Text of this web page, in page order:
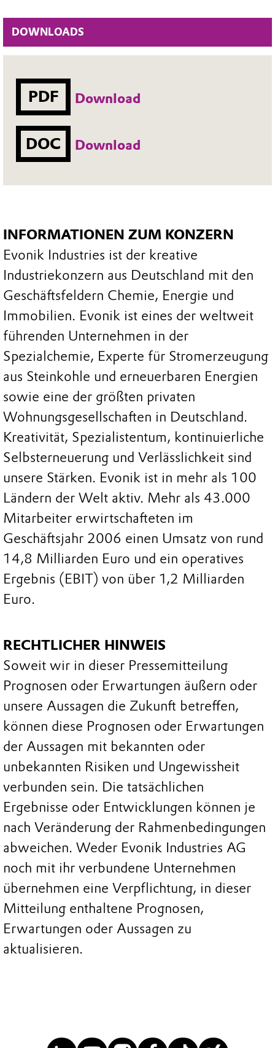
DOWNLOADS
PDF Download
DOC Download
INFORMATIONEN ZUM KONZERN
Evonik Industries ist der kreative
Industriekonzern aus Deutschland mit den
Geschäftsfeldern Chemie, Energie und
Immobilien. Evonik ist eines der weltweit
führenden Unternehmen in der
Spezialchemie, Experte für Stromerzeugung
aus Steinkohle und erneuerbaren Energien
sowie eine der größten privaten
Wohnungsgesellschaften in Deutschland.
Kreativität, Spezialistentum, kontinuierliche
Selbsterneuerung und Verlässlichkeit sind
unsere Stärken. Evonik ist in mehr als 100
Ländern der Welt aktiv. Mehr als 43.000
Mitarbeiter erwirtschafteten im
Geschäftsjahr 2006 einen Umsatz von rund
14,8 Milliarden Euro und ein operatives
Ergebnis (EBIT) von über 1,2 Milliarden
Euro.
RECHTLICHER HINWEIS
Soweit wir in dieser Pressemitteilung
Prognosen oder Erwartungen äußern oder
unsere Aussagen die Zukunft betreffen,
können diese Prognosen oder Erwartungen
der Aussagen mit bekannten oder
unbekannten Risiken und Ungewissheit
verbunden sein. Die tatsächlichen
Ergebnisse oder Entwicklungen können je
nach Veränderung der Rahmenbedingungen
abweichen. Weder Evonik Industries AG
noch mit ihr verbundene Unternehmen
übernehmen eine Verpflichtung, in dieser
Mitteilung enthaltene Prognosen,
Erwartungen oder Aussagen zu
aktualisieren.